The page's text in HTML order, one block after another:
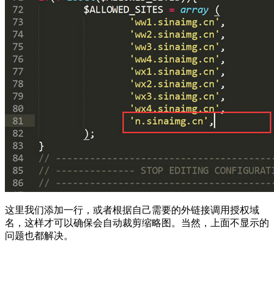
这里我们添加一行，或者根据自己需要的外链接调用授权域
名，这样才可以确保会自动裁剪缩略图。当然，上面不显示的
问题也都解决。